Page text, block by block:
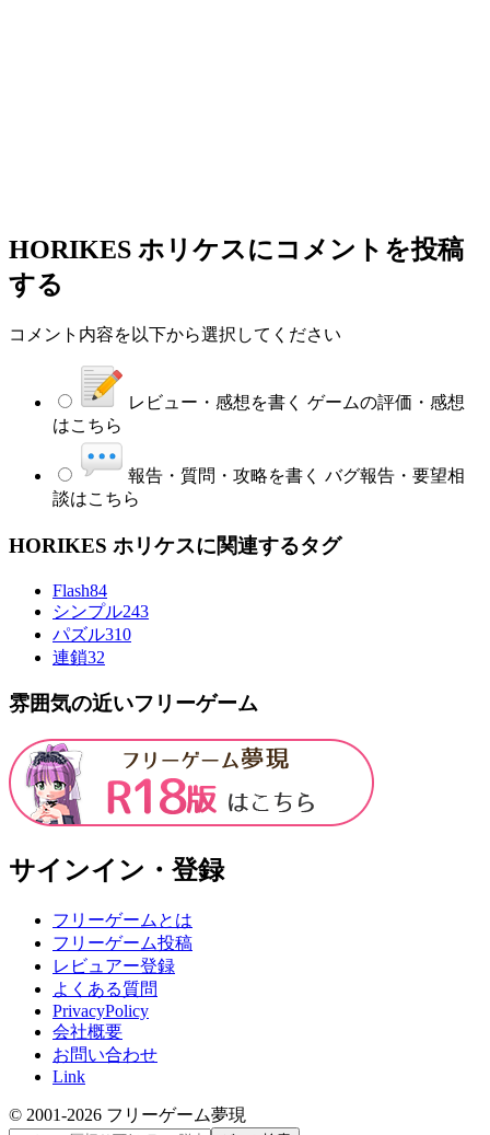
HORIKES ホリケスにコメントを投稿
する
コメント内容を以下から選択してください
レビュー・感想を書く ゲームの評価・感想
はこちら
報告・質問・攻略を書く バグ報告・要望相
談はこちら
HORIKES ホリケスに関連するタグ
Flash84
シンプル243
パズル310
連鎖32
雰囲気の近いフリーゲーム
サインイン・登録
フリーゲームとは
フリーゲーム投稿
レビュアー登録
よくある質問
PrivacyPolicy
会社概要
お問い合わせ
Link
© 2001-2026 フリーゲーム夢現